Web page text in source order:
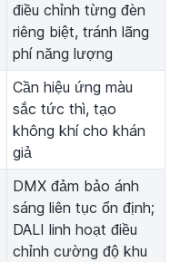
điều chỉnh từng đèn
riêng biệt, tránh lãng
phí năng lượng
Cần hiệu ứng màu
sắc tức thì, tạo
không khí cho khán
giả
DMX đảm bảo ánh
sáng liên tục ổn định;
DALI linh hoạt điều
chỉnh cường độ khu